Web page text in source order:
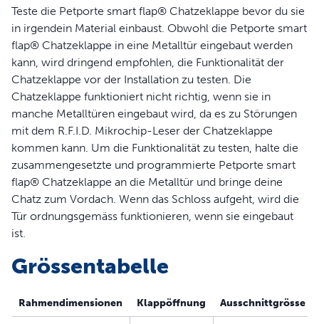
Buchstaben und solche, die mit 977xxxxxxxxxxxx und
98514xxxxxxxxxx beginnen, zurzeit nicht mit der
Katzenklappe kompatibel sind.
Produktinformation
Hilft dabei, unerwünschte Katzen draußen zu halten
Funktioniert mit EU- und GB-Standard-Mikrochips
EU-Stromanschluss enthalten
Lässt sich für bis zu 25 Katzen programmieren
Tonsignal, wenn Ihre Katze hereinkokmmt
Optionaler Nachtmodus, um Ihre Katze nachts im Haus
zu halten
Passend für Holztüren, Glas, PVC, uPVC oder
Metalltüren
Teste die Petporte smart flap® Chatzeklappe bevor du sie
in irgendein Material einbaust. Obwohl die Petporte smart
flap® Chatzeklappe in eine Metalltür eingebaut werden
kann, wird dringend empfohlen, die Funktionalität der
Chatzeklappe vor der Installation zu testen. Die
Chatzeklappe funktioniert nicht richtig, wenn sie in
manche Metalltüren eingebaut wird, da es zu Störungen
mit dem R.F.I.D. Mikrochip-Leser der Chatzeklappe
kommen kann. Um die Funktionalität zu testen, halte die
zusammengesetzte und programmierte Petporte smart
flap® Chatzeklappe an die Metalltür und bringe deine
Chatz zum Vordach. Wenn das Schloss aufgeht, wird die
Tür ordnungsgemäss funktionieren, wenn sie eingebaut
ist.
Grössentabelle
Rahmendimensionen Klappöffnung Ausschnittgrösse